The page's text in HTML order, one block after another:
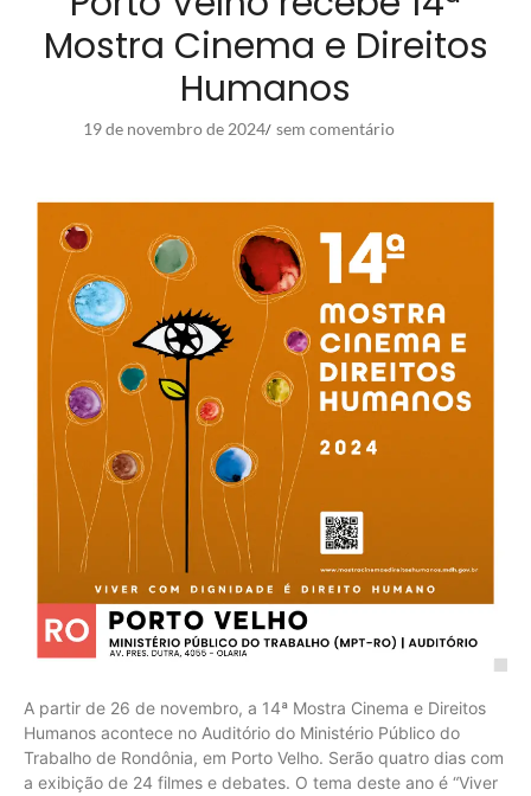
Mostra Cinema e Direitos
Humanos
19 de novembro de 2024/ sem comentário
A partir de 26 de novembro, a 14ª Mostra Cinema e Direitos
Humanos acontece no Auditório do Ministério Público do
Trabalho de Rondônia, em Porto Velho. Serão quatro dias com
a exibição de 24 filmes e debates. O tema deste ano é “Viver